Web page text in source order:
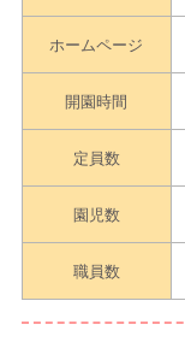
ホームページ
開園時間
定員数
園児数
職員数